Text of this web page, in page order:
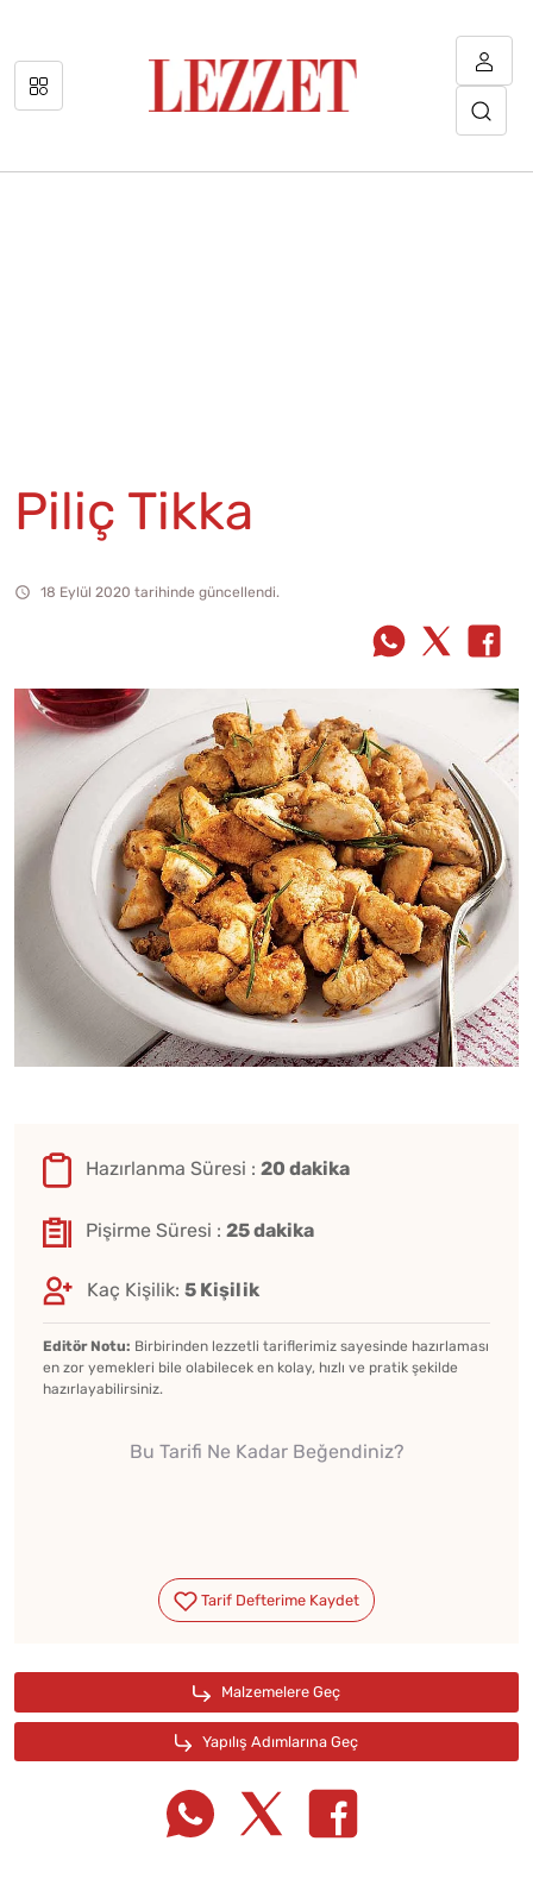
Piliç Tikka
18 Eylül 2020 tarihinde güncellendi.
Hazırlanma Süresi : 20 dakika
Pişirme Süresi : 25 dakika
Kaç Kişilik: 5 Kişilik
Editör Notu: Birbirinden lezzetli tariflerimiz sayesinde hazırlaması
en zor yemekleri bile olabilecek en kolay, hızlı ve pratik şekilde
hazırlayabilirsiniz.
Bu Tarifi Ne Kadar Beğendiniz?